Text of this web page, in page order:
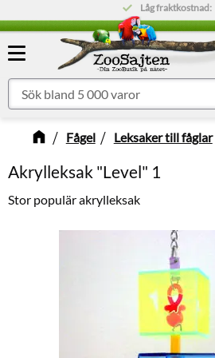
Meny
Låg fraktkostnad:
Fågel Leksaker till fåglar
Akrylleksak "Level" 1
Stor populär akrylleksak